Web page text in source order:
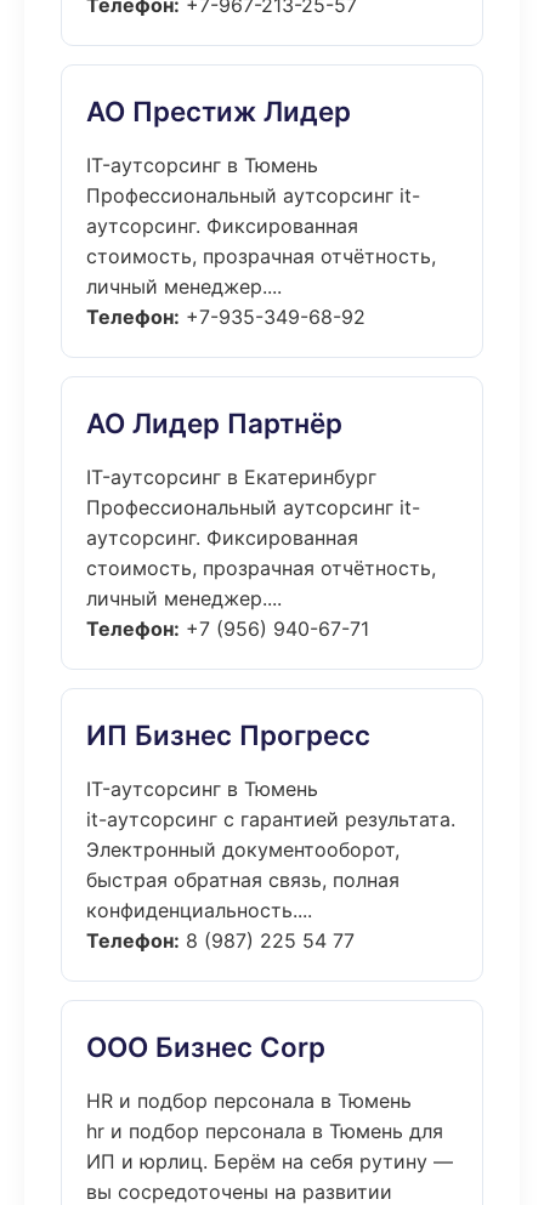
Телефон: +7-967-213-25-57
АО Престиж Лидер
IT-аутсорсинг в Тюмень
Профессиональный аутсорсинг it-
аутсорсинг. Фиксированная
стоимость, прозрачная отчётность,
личный менеджер....
Телефон: +7-935-349-68-92
АО Лидер Партнёр
IT-аутсорсинг в Екатеринбург
Профессиональный аутсорсинг it-
аутсорсинг. Фиксированная
стоимость, прозрачная отчётность,
личный менеджер....
Телефон: +7 (956) 940-67-71
ИП Бизнес Прогресс
IT-аутсорсинг в Тюмень
it-аутсорсинг с гарантией результата.
Электронный документооборот,
быстрая обратная связь, полная
конфиденциальность....
Телефон: 8 (987) 225 54 77
ООО Бизнес Corp
HR и подбор персонала в Тюмень
hr и подбор персонала в Тюмень для
ИП и юрлиц. Берём на себя рутину —
вы сосредоточены на развитии